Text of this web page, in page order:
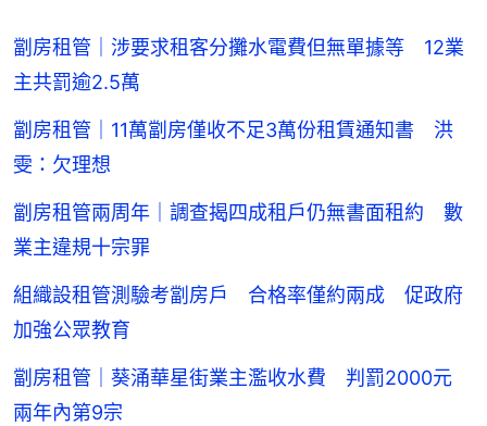
劏房租管｜涉要求租客分攤水電費但無單據等 12業
主共罰逾2.5萬
劏房租管｜11萬劏房僅收不足3萬份租賃通知書 洪
雯：欠理想
劏房租管兩周年｜調查揭四成租戶仍無書面租約 數
業主違規十宗罪
組織設租管測驗考劏房戶 合格率僅約兩成 促政府
加強公眾教育
劏房租管｜葵涌華星街業主濫收水費 判罰2000元
兩年內第9宗